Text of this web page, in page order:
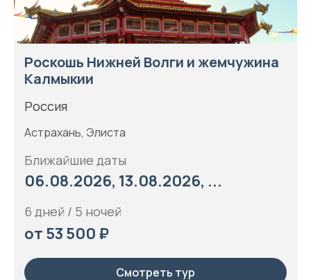
Роскошь Нижней Волги и жемчужина
Калмыкии
Россия
Астрахань, Элиста
Ближайшие даты
06.08.2026, 13.08.2026, ...
6 дней / 5 ночей
от 53 500 ₽
Смотреть тур